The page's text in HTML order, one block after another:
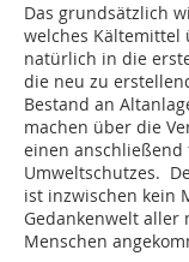
Das grundsätzlich
welches Kältemittel
natürlich in die
die neu zu
Bestand an
machen über die
einen anschließend
Umweltschutzes.
ist inzwischen kein
Gedankenwelt aller
Menschen